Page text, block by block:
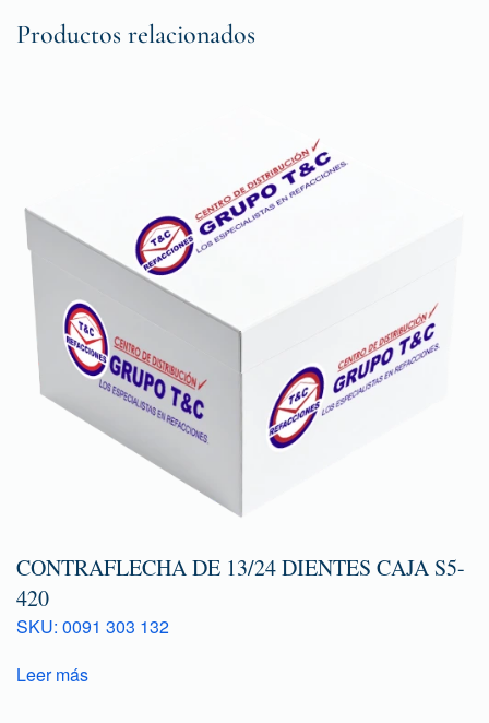
Productos relacionados
CONTRAFLECHA DE 13/24 DIENTES CAJA S5-
420
SKU: 0091 303 132
Leer más